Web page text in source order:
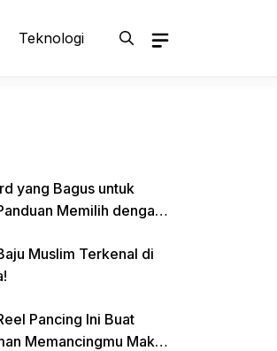
Teknologi
yang Bagus untuk
Memilih dengan
Muslim Terkenal di
Pancing Ini Buat
Memancingmu Makin